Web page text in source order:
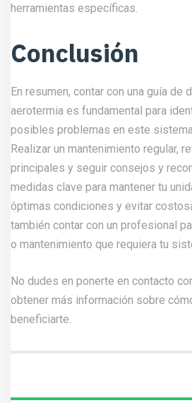
herramientas específicas.
Conclusión
En resumen, contar con una guía
aerotermia es fundamental para
posibles problemas en este
Realizar un mantenimiento regular,
principales y seguir consejos y
medidas clave para mantener tu
óptimas condiciones y evitar
también contar con un profesional
o mantenimiento que requiera tu
No dudes en ponerte en contacto
obtener más información sobre
beneficiarte.